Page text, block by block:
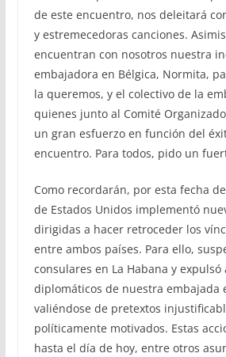
de este encuentro, nos deleitará
y estremecedoras canciones.
encuentran con nosotros nuestra
embajadora en Bélgica, Normita,
la queremos, y el colectivo de la
quienes junto al Comité
un gran esfuerzo en función del
encuentro. Para todos, pido un
Como recordarán, por esta fecha
de Estados Unidos implementó
dirigidas a hacer retroceder los
entre ambos países. Para ello,
consulares en La Habana y
diplomáticos de nuestra embajada
valiéndose de pretextos
políticamente motivados. Estas
hasta el día de hoy, entre otros